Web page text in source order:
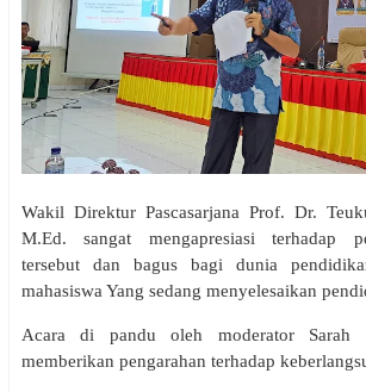
Wakil Direktur Pascasarjana Prof. Dr.
M.Ed. sangat mengapresiasi terhadap
tersebut dan bagus bagi dunia
mahasiswa Yang sedang menyelesaikan
Acara di pandu oleh moderator Sarah
memberikan pengarahan terhadap